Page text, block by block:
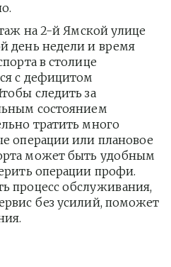
на 2-й Ямской улице
день недели и время
в столице
с дефицитом
следить за
состоянием
тратить много
операции или плановое
может быть удобным
операции профи.
процесс обслуживания,
без усилий, поможет